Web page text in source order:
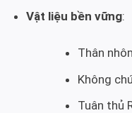
Vật liệu bền vững:
Thân
Không
Tuân thủ